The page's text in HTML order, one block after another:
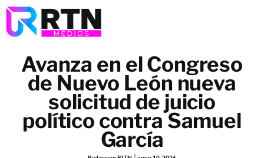
Avanza en el Congreso
de Nuevo León nueva
solicitud de juicio
político contra Samuel
García